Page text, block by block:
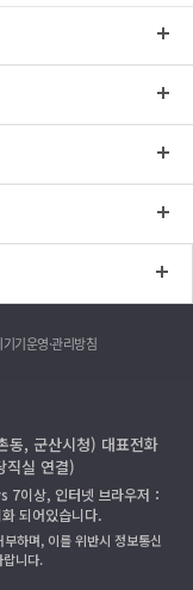
기운영·관리방침
동, 군산시청) 대표전화
직실 연결)
이상, 인터넷 브라우저：
되어있습니다.
하며, 이를 위반시 정보통신
니다.